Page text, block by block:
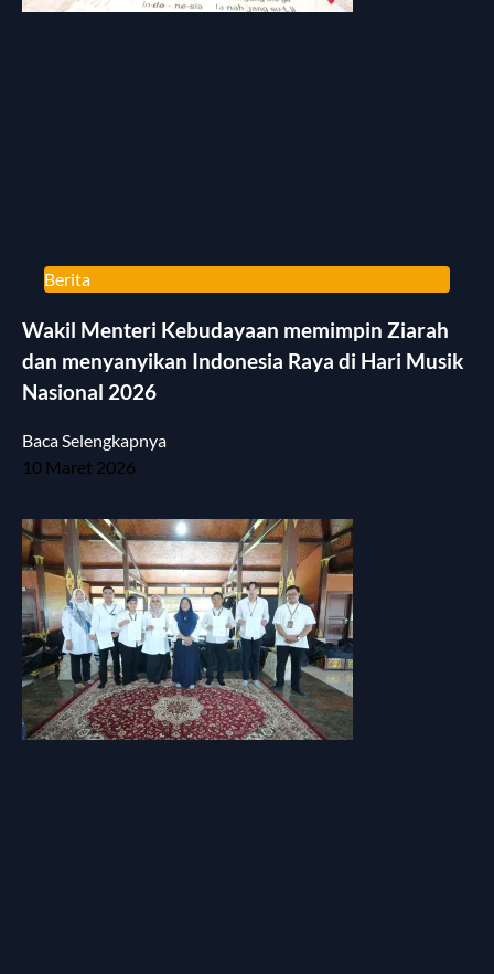
Berita
Wakil Menteri Kebudayaan memimpin Ziarah
dan menyanyikan Indonesia Raya di Hari Musik
Nasional 2026
Baca Selengkapnya
10 Maret 2026